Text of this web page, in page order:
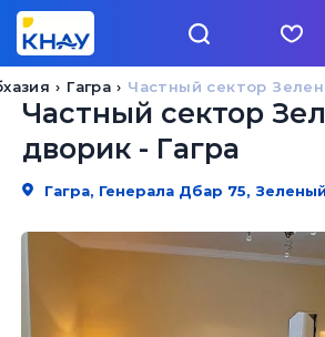
Частный сектор
Гагра
Частный сектор
дворик - Гагра
Гагра, Генерала Дбар 75,